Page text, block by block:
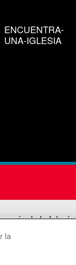
ENCUENTRA-
UNA-IGLESIA
de la
todos
la